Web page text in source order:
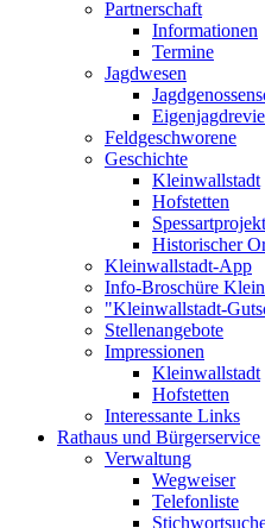
Partnerschaft
Informationen
Termine
Jagdwesen
Feldgeschworene
Geschichte
Kleinwallstadt
Hofstetten
Historischer
Kleinwallstadt-App
Info-Broschüre
"Kleinwallstadt-
Stellenangebote
Impressionen
Kleinwallstadt
Hofstetten
Interessante Links
Rathaus und Bürgerservice
Verwaltung
Wegweiser
Telefonliste